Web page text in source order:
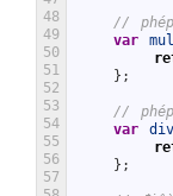
48
49
50
51
52
53
54
55
56
57
//
var
} ;
//
var
} ;